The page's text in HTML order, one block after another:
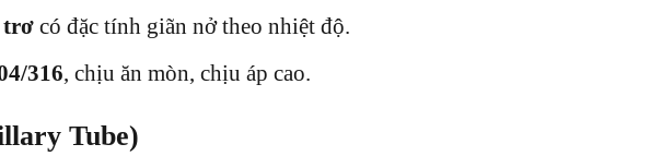
trơcó đặc tính giãn nở theo nhiệt độ.
316, chịu ăn mòn, chịu áp cao.
Tube)